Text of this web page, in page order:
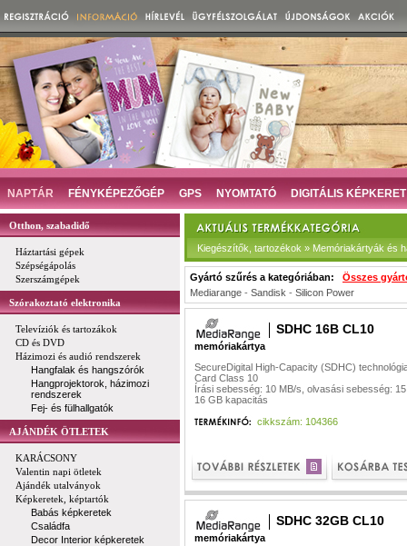
NAPTÁR FÉNYKÉPEZŐGÉP GPS NYOMTATÓ DIGITÁLIS KÉPKERET
Otthon, szabadidő
Háztartási gépek
Szépségápolás
Szerszámgépek
Szórakoztató elektronika
Televíziók és tartozákok
CD és DVD
Házimozi és audió rendszerek
Hangfalak és hangszórók
Hangprojektorok, házimozi
rendszerek
Fej- és fülhallgatók
AJÁNDÉK ÖTLETEK
KARÁCSONY
Valentin napi ötletek
Ajándék utalványok
Képkeretek, képtartók
Babás képkeretek
Családfa
Decor Interior képkeretek
Kiegészítők, tartozékok » Memóriakártyák és
Gyártó szűrés a kategóriában: Összes
Mediarange - Sandisk - Silicon Power
SDHC 16B CL10
memóriakártya
SecureDigital High-Capacity (SDHC)
Card Class 10
Írási sebesség: 10 MB/s, olvasási sebesség:
16 GB kapacitás
cikkszám: 104366
SDHC 32GB CL10
memóriakártya